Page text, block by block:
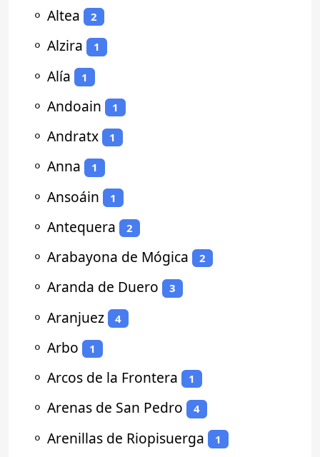
⚬ Altea 2
⚬ Alzira 1
⚬ Alía 1
⚬ Andoain 1
⚬ Andratx 1
⚬ Anna 1
⚬ Ansoáin 1
⚬ Antequera 2
⚬ Arabayona de Mógica 2
⚬ Aranda de Duero 3
⚬ Aranjuez 4
⚬ Arbo 1
⚬ Arcos de la Frontera 1
⚬ Arenas de San Pedro 4
⚬ Arenillas de Riopisuerga 1